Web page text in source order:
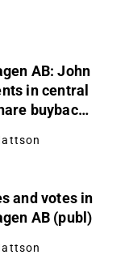
AB: John
in central
buyback
and votes in
AB (publ)